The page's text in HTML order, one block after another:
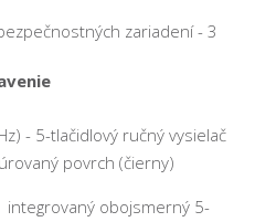
zariadení - 3
- 5-tlačidlový ručný vysielač
povrch (čierny)
integrovaný obojsmerný 5-